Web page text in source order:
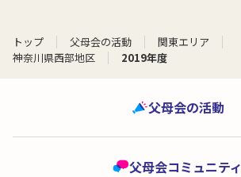
トップ 父母会の活動
関東エリア
神奈川県西部地区
2019年度
父母会の活動
父母会コミュニティ